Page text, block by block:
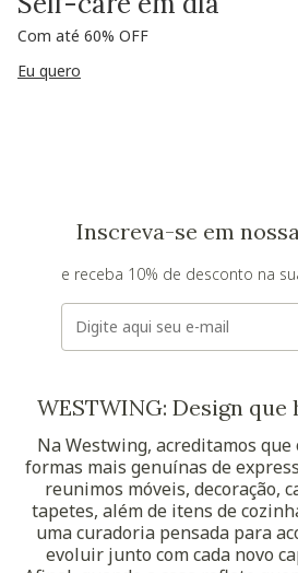
Com até 60% OFF
Eu quero
Inscreva-se em nossa
e receba 10% de desconto na
E-mail
WESTWING: Design que
Na Westwing, acreditamos que
formas mais genuínas de
reunimos móveis, decoração,
tapetes, além de itens de
uma curadoria pensada para
evoluir junto com cada novo